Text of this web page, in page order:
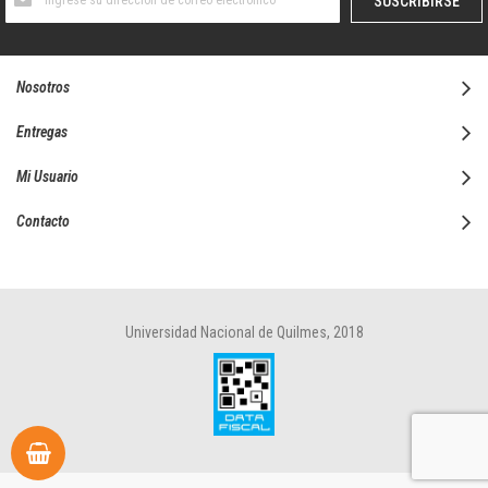
boletín
Nosotros
Entregas
Mi Usuario
Contacto
Universidad Nacional de Quilmes, 2018